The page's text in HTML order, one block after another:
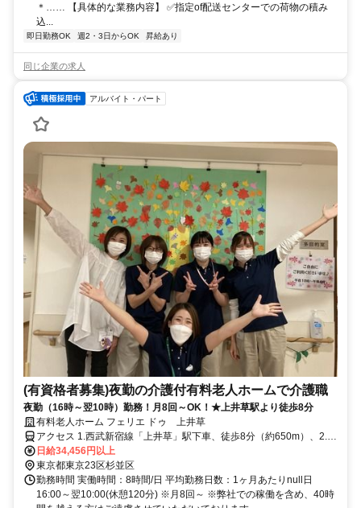
＊…… 【具体的な業務内容】 ✅️指定of配送センターでの荷物の積み
込...
即日勤務OK 週2・3日からOK 昇給あり
同じ企業の求人
アルバイト・パート
(有資格者募集)夜勤の介護付有料老人ホームで介護職
夜勤（16時～翌10時）勤務！月8回～OK！★上井草駅より徒歩8分
有料老人ホーム フェリエ ドゥ 上井草
アクセス 1.西武新宿線「上井草」駅下車、徒歩8分（約650m）、2.西
武新宿線 「井荻」駅 下車 徒歩12分（約1,000m）
日給34,456円以上
東京都東京23区杉並区
勤務時間 実働時間：8時間/日 平均勤務日数：1ヶ月あたりnull日
16:00～翌10:00(休憩120分) ※月8回～ ※弊社での稼働を含め、40時